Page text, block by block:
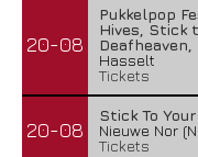
20-08
Pukkelpop
Hives, Stick
Hasselt
Tickets
20-08
Stick To
Nieuwe Nor
Tickets